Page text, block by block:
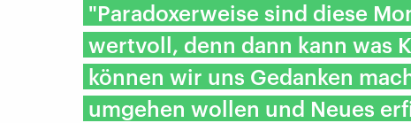
"Paradoxerweise sind diese
wertvoll, denn dann kann was
können wir uns Gedanken
umgehen wollen und Neues